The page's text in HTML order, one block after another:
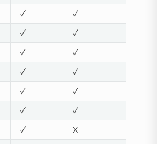
✓ ✓
✓ ✓
✓ ✓
✓ ✓
✓ ✓
✓ ✓
✓ X